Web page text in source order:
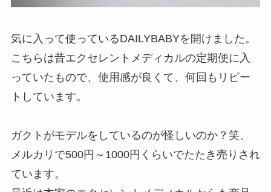
気に入って使っているDAILYBABYを開けました。
こちらは昔エクセレントメディカルの定期便に入
っていたもので、使用感が良くて、何回もリピー
トしています。
ガクトがモデルをしているのが怪しいのか？笑、
メルカリで500円～1000円くらいでたたき売りされ
ています。